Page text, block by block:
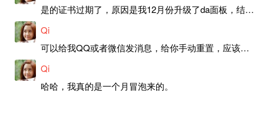
是的证书过期了，原因是我12月份升级了da面板，结果后台证书就不更新了，目前还在排查问题。切换PHP版本现在没有了，因为DA新版不支持。
Qi
可以给我QQ或者微信发消息，给你手动重置，应该是服务器插件有问题了，这个wp的主题太老了，导致现在好多的问题，网站的签到功能也是因为这个原因导致的。
Qi
哈哈，我真的是一个月冒泡来的。